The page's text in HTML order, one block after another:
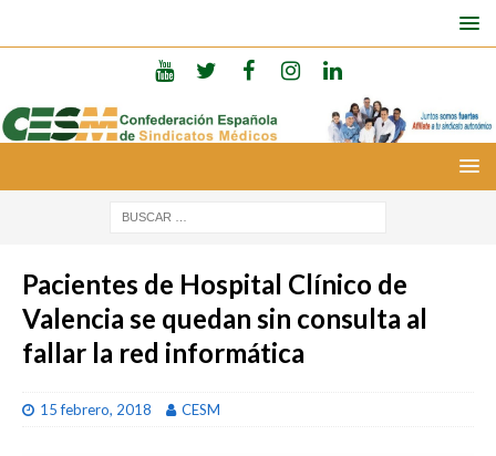
Pacientes de Hospital Clínico de
Valencia se quedan sin consulta al
fallar la red informática
15 febrero, 2018 CESM